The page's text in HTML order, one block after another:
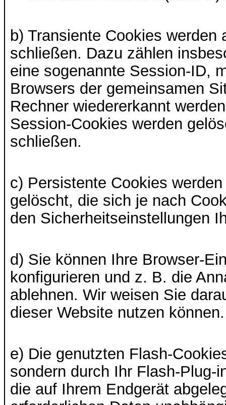
b) Transiente Cookies
schließen. Dazu zählen
eine sogenannte Session-ID,
Browsers der gemeinsamen
Rechner wiedererkannt
Session-Cookies werden
schließen.
c) Persistente Cookies
gelöscht, die sich je nach
den Sicherheitseinstellungen
d) Sie können Ihre Browser-
konfigurieren und z. B. die
ablehnen. Wir weisen Sie
dieser Website nutzen können.
e) Die genutzten Flash-
sondern durch Ihr Flash-Plug-
die auf Ihrem Endgerät